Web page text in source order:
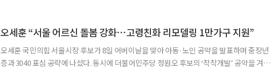
오세훈 “서울 어르신 돌봄 강화⋯고령친화 리모델링 1만가구 지원”
오세훈 국민의힘 서울시장 후보가 8일 어버이날을 맞아 아동·노인 공약을 발표하며 중장년
층과 3040 표심 공략에 나섰다. 동시에 더불어민주당 정원오 후보의 ‘착착개발’ 공약을 겨냥